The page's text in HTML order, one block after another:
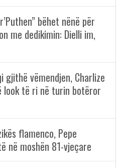
bëhet nënë për
me dedikimin: Dielli im,
gjithë vëmendjen, Charlize
look të ri në turin botëror
flamenco, Pepe
në moshën 81-vjeçare